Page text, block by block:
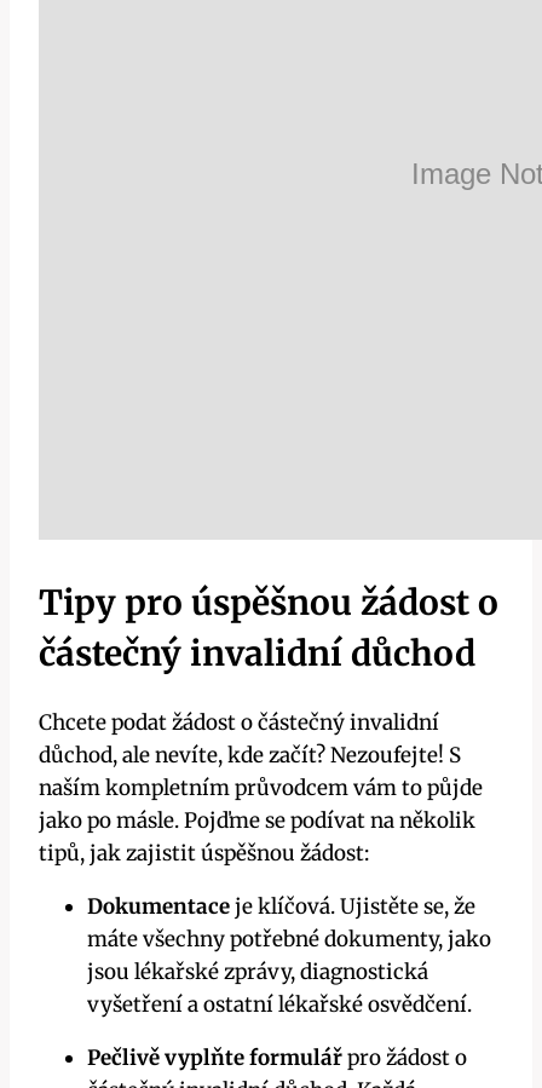
Tipy pro úspěšnou žádost o
částečný invalidní důchod
Chcete podat žádost o částečný invalidní
důchod, ale nevíte, kde začít? Nezoufejte! S
naším kompletním průvodcem vám to půjde
jako po másle. Pojďme se podívat na několik
tipů, jak zajistit úspěšnou žádost:
Dokumentaceje klíčová. Ujistěte se, že
máte všechny potřebné dokumenty, jako
jsou lékařské zprávy, diagnostická
vyšetření a ostatní lékařské osvědčení.
Pečlivě vyplňte formulářpro žádost o